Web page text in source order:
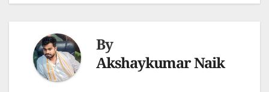
By
Akshaykumar Naik